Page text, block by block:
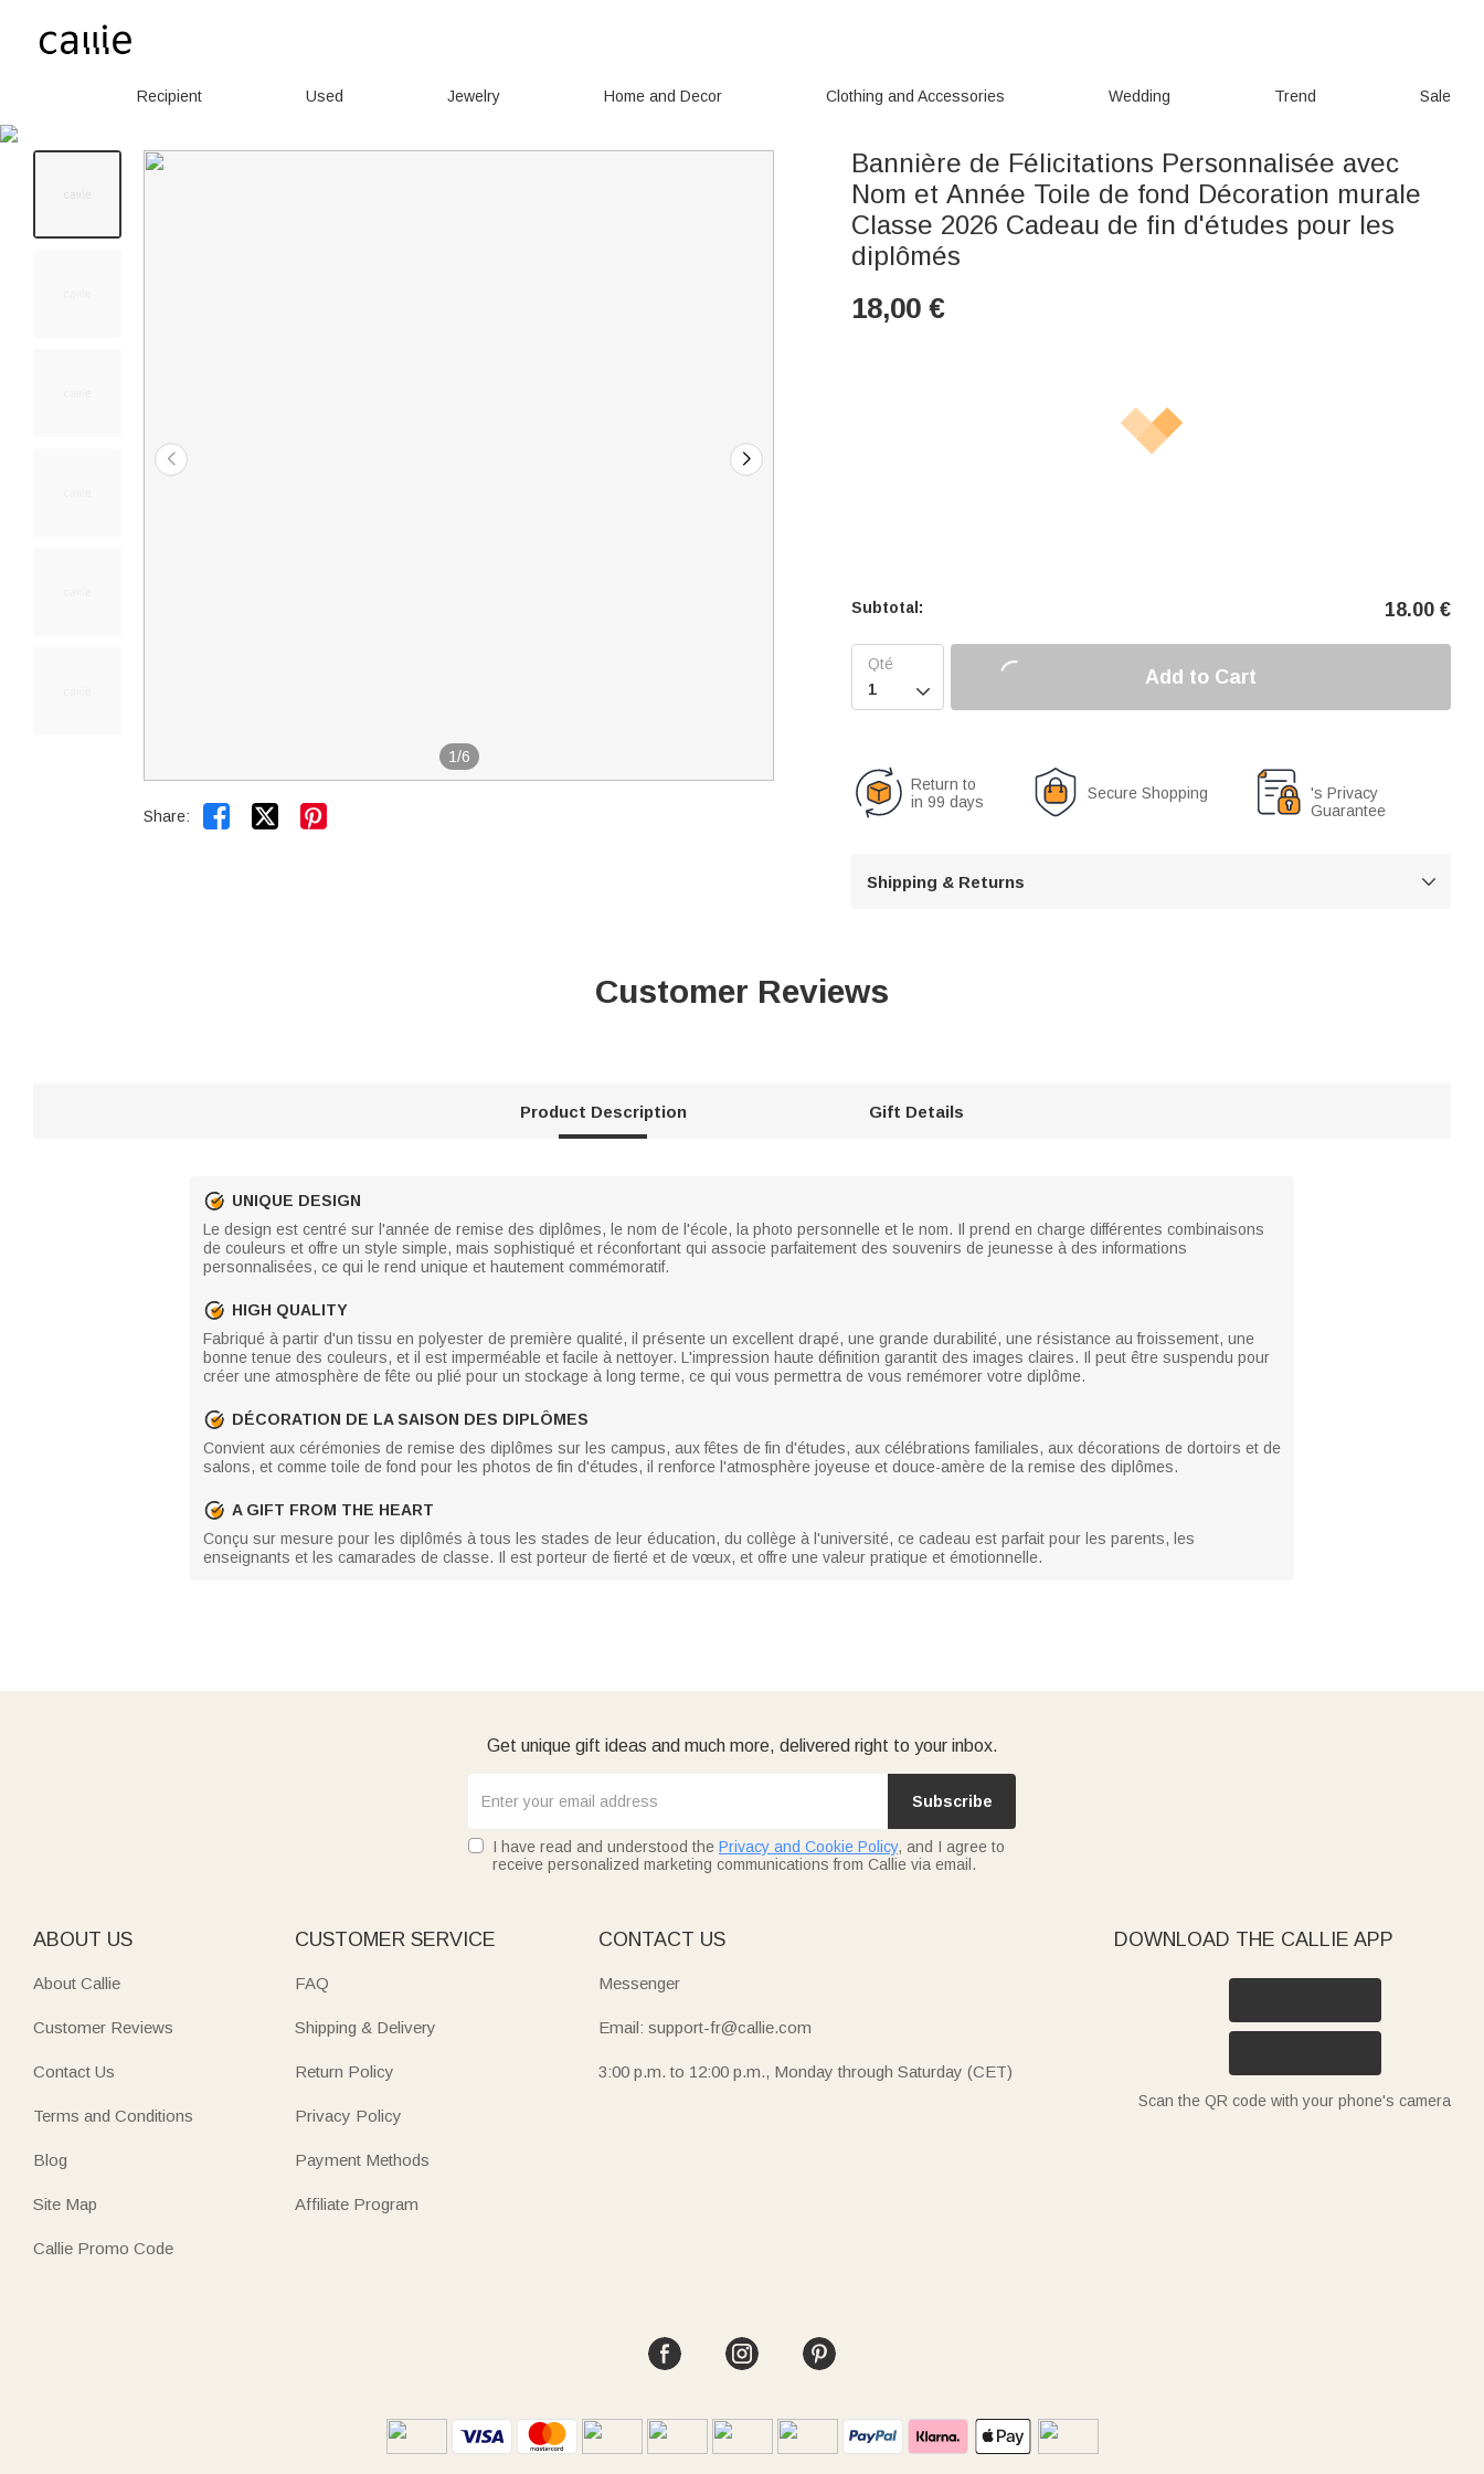
Recipient Used Jewelry Home and Decor Clothing and Accessories Wedding Trend Sale
1/6
Share:  
Bannière de Félicitations Personnalisée avec
Nom et Année Toile de fond Décoration murale
Classe 2026 Cadeau de fin d'études pour les
diplômés
18,00 €
Subtotal: 18.00 €

Add to Cart
Return to
in 99 days
Secure Shopping
's Privacy
Guarantee
Shipping & Returns 
Customer Reviews
Product Description Gift Details
UNIQUE DESIGN
Le design est centré sur l'année de remise des diplômes, le nom de l'école, la photo personnelle et le nom. Il prend en charge différentes combinaisons
de couleurs et offre un style simple, mais sophistiqué et réconfortant qui associe parfaitement des souvenirs de jeunesse à des informations
personnalisées, ce qui le rend unique et hautement commémoratif.
HIGH QUALITY
Fabriqué à partir d'un tissu en polyester de première qualité, il présente un excellent drapé, une grande durabilité, une résistance au froissement, une
bonne tenue des couleurs, et il est imperméable et facile à nettoyer. L'impression haute définition garantit des images claires. Il peut être suspendu pour
créer une atmosphère de fête ou plié pour un stockage à long terme, ce qui vous permettra de vous remémorer votre diplôme.
DÉCORATION DE LA SAISON DES DIPLÔMES
Convient aux cérémonies de remise des diplômes sur les campus, aux fêtes de fin d'études, aux célébrations familiales, aux décorations de dortoirs et de
salons, et comme toile de fond pour les photos de fin d'études, il renforce l'atmosphère joyeuse et douce-amère de la remise des diplômes.
A GIFT FROM THE HEART
Conçu sur mesure pour les diplômés à tous les stades de leur éducation, du collège à l'université, ce cadeau est parfait pour les parents, les
enseignants et les camarades de classe. Il est porteur de fierté et de vœux, et offre une valeur pratique et émotionnelle.
Get unique gift ideas and much more, delivered right to your inbox.
Subscribe
I have read and understood the Privacy and Cookie Policy, and I agree to
receive personalized marketing communications from Callie via email.
ABOUT US
About Callie
Customer Reviews
Contact Us
Terms and Conditions
Blog
Site Map
Callie Promo Code
CUSTOMER SERVICE
FAQ
Shipping & Delivery
Return Policy
Privacy Policy
Payment Methods
Affiliate Program
CONTACT US
Messenger
Email: support-fr@callie.com
3:00 p.m. to 12:00 p.m., Monday through Saturday (CET)
DOWNLOAD THE CALLIE APP
Scan the QR code with your phone's camera